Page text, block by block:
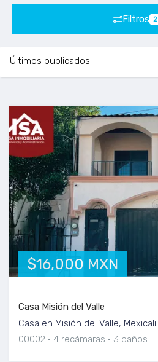
Filtros 2
$16,000 MXN
Casa Misión del Valle
Casa en Misión del Valle, Mexicali
00002
4 recámaras 3 baños